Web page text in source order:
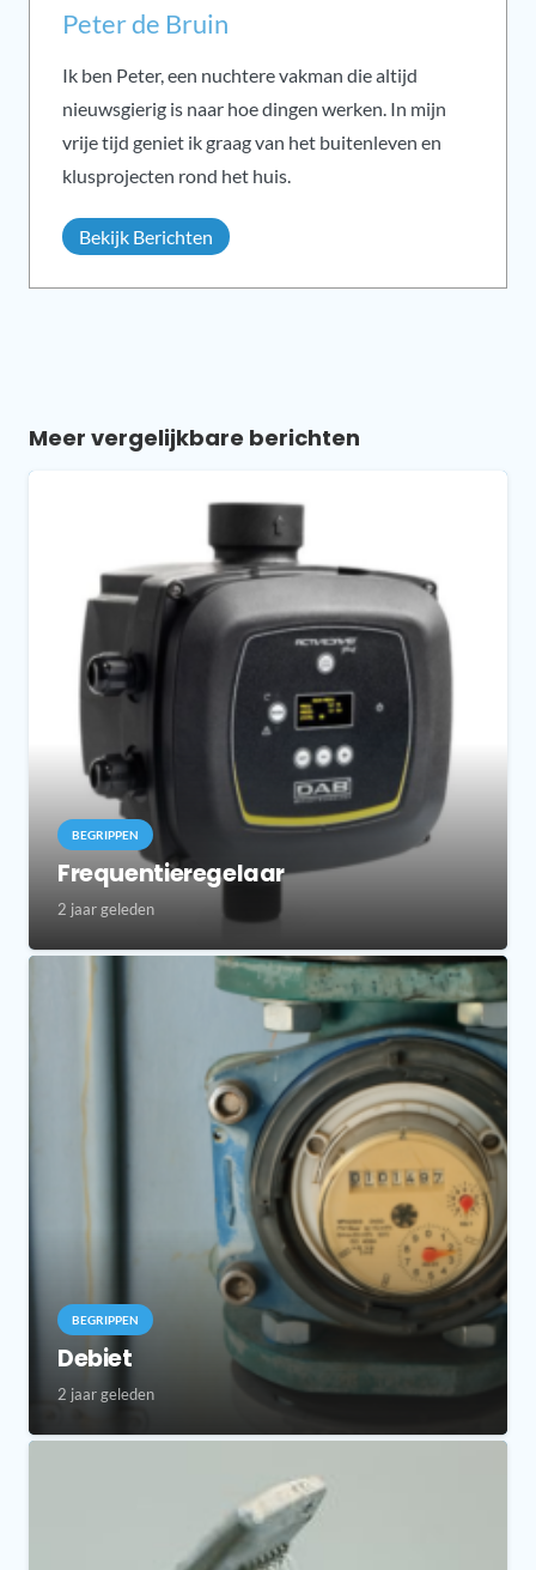
Peter de Bruin
Ik ben Peter, een nuchtere vakman die altijd
nieuwsgierig is naar hoe dingen werken. In mijn
vrije tijd geniet ik graag van het buitenleven en
klusprojecten rond het huis.
Bekijk Berichten
Meer vergelijkbare berichten
BEGRIPPEN
Frequentieregelaar
2 jaar geleden
BEGRIPPEN
Debiet
2 jaar geleden